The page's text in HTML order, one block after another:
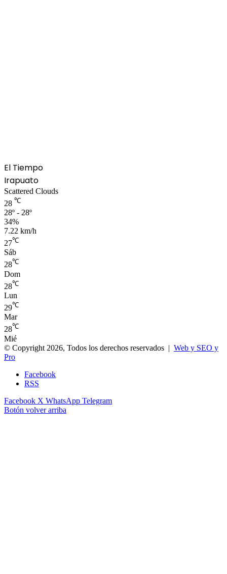
El Tiempo
Irapuato
Scattered Clouds
28 ℃
28º - 28º
34%
7.22 km/h
27℃
Sáb
28℃
Dom
28℃
Lun
29℃
Mar
28℃
Mié
© Copyright 2026, Todos los derechos reservados | Web y SEO y
Pro
Facebook
RSS
Facebook X WhatsApp Telegram
Botón volver arriba